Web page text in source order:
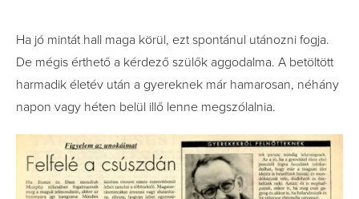
Ha jó mintát hall maga körül, ezt spontánul utánozni fogja.
De mégis érthető a kérdező szülők aggodalma. A betöltött
harmadik életév után a gyereknek már hamarosan, néhány
napon vagy héten belül illő lenne megszólalnia.